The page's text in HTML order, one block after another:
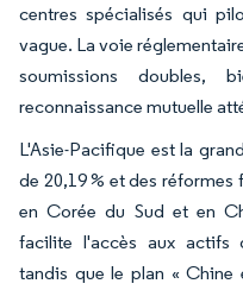
centres spécialisés qui
vague. La voie
soumissions doubles,
reconnaissance mutuelle
L'Asie-Pacifique est la
de 20,19 % et des
en Corée du Sud et en
facilite l'accès aux actifs
tandis que le plan « Chine